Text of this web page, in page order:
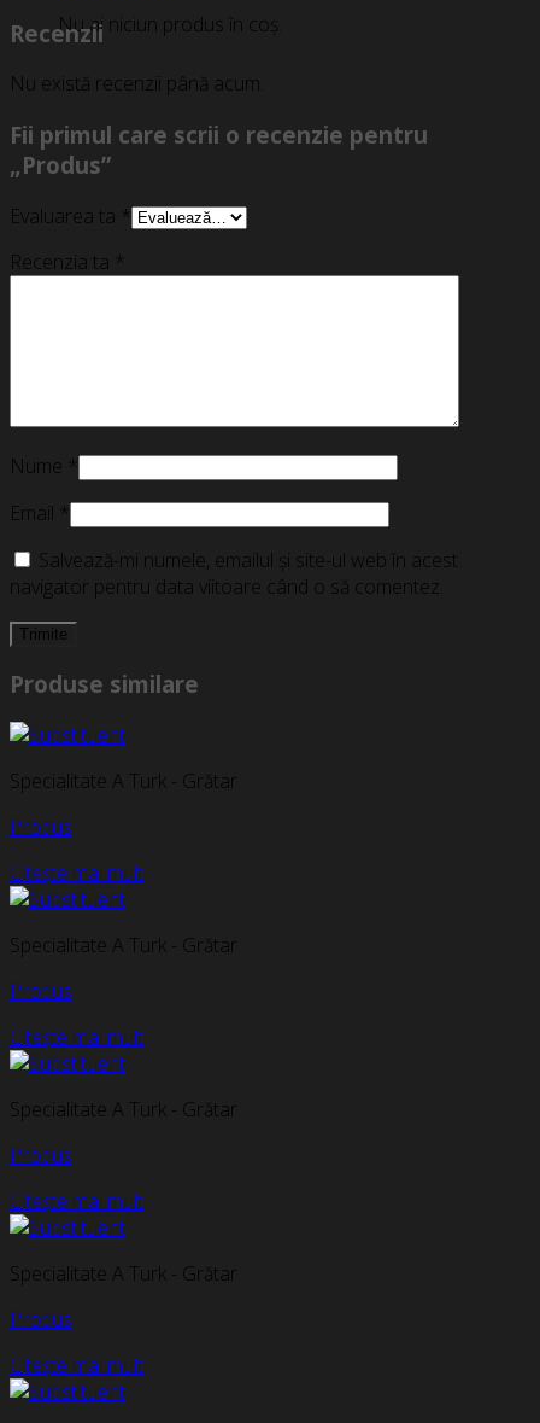
Nu ai niciun produs în coș.
Recenzii
Nu există recenzii până acum.
Fii primul care scrii o recenzie pentru
„Produs”
Evaluarea ta *
Recenzia ta *
Nume *
Email *
Salvează-mi numele, emailul și site-ul web în acest
navigator pentru data viitoare când o să comentez.
Produse similare
Specialitate A Turk - Grătar
Produs
Citește mai mult
Specialitate A Turk - Grătar
Produs
Citește mai mult
Specialitate A Turk - Grătar
Produs
Citește mai mult
Specialitate A Turk - Grătar
Produs
Citește mai mult